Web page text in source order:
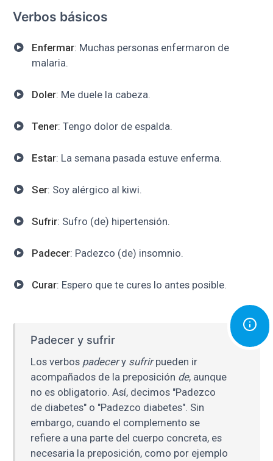
Verbos básicos
Enfermar: Muchas personas enfermaron de
malaria.
Doler: Me duele la cabeza.
Tener: Tengo dolor de espalda.
Estar: La semana pasada estuve enferma.
Ser: Soy alérgico al kiwi.
Sufrir: Sufro (de) hipertensión.
Padecer: Padezco (de) insomnio.
Curar: Espero que te cures lo antes posible.
Padecer y sufrir
Los verbos padecery sufrirpueden ir
acompañados de la preposición de, aunque
no es obligatorio. Así, decimos "Padezco
de diabetes" o "Padezco diabetes". Sin
embargo, cuando el complemento se
refiere a una parte del cuerpo concreta, es
necesaria la preposición, como por ejemplo